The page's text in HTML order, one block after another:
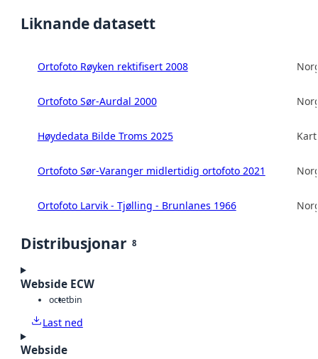
Liknande datasett
Ortofoto Røyken rektifisert 2008
Ortofoto Sør-Aurdal 2000
Høydedata Bilde Troms 2025
Ortofoto Sør-Varanger midlertidig ortofoto 2021
Ortofoto Larvik - Tjølling - Brunlanes 1966
Distribusjonar 8
Webside ECW
octetbin
Last ned
Webside